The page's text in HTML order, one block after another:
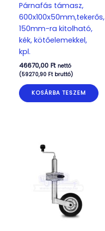
Párnafás támasz,
600x100x50mm,tekerős,
150mm-ra kitolható,
kék, kötőelemekkel,
kpl.
46670,00 Ft nettó
(59270,90 Ftbruttó)
KOSÁRBA TESZEM